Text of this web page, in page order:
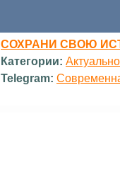
СОХРАНИ СВОЮ
Категории:
Telegram: